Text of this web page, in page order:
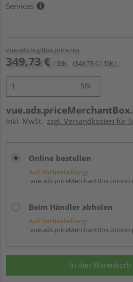
Services
vue.ads.buyBox.price.rrp
349,73 € / Stk. (349,73 € / Stk.)
Stk.
inkl. MwSt. zzgl. Versandkosten für
Online bestellen
Auf Vorbestellung:
Beim Händler abholen
Auf Vorbestellung:
In den Warenkorb